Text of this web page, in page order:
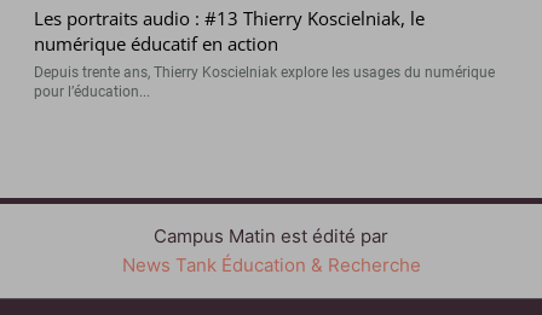
Les portraits audio : #13 Thierry Koscielniak, le
numérique éducatif en action
Depuis trente ans, Thierry Koscielniak explore les usages du numérique
pour l’éducation...
Campus Matin est édité par
News Tank Éducation & Recherche